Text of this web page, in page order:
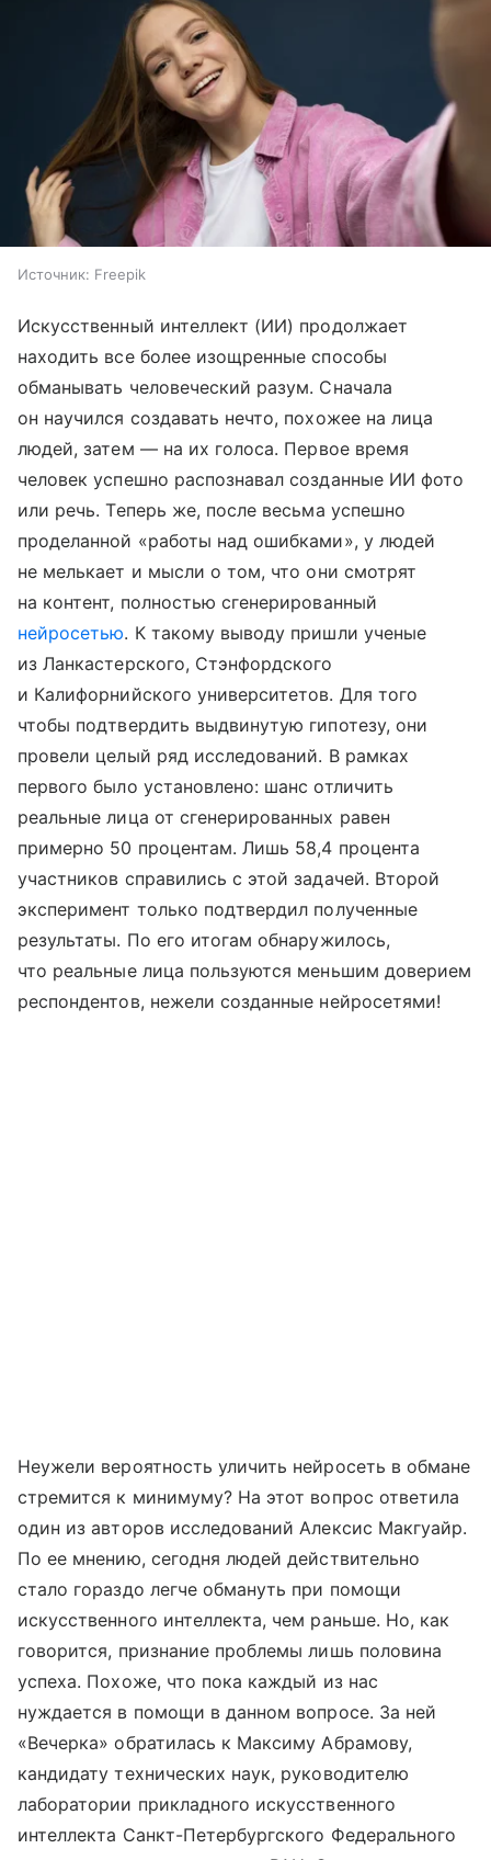
Источник: Freepik
Искусственный интеллект (ИИ) продолжает
находить все более изощренные способы
обманывать человеческий разум. Сначала
он научился создавать нечто, похожее на лица
людей, затем — на их голоса. Первое время
человек успешно распознавал созданные ИИ фото
или речь. Теперь же, после весьма успешно
проделанной «работы над ошибками», у людей
не мелькает и мысли о том, что они смотрят
на контент, полностью сгенерированный
нейросетью. К такому выводу пришли ученые
из Ланкастерского, Стэнфордского
и Калифорнийского университетов. Для того
чтобы подтвердить выдвинутую гипотезу, они
провели целый ряд исследований. В рамках
первого было установлено: шанс отличить
реальные лица от сгенерированных равен
примерно 50 процентам. Лишь 58,4 процента
участников справились с этой задачей. Второй
эксперимент только подтвердил полученные
результаты. По его итогам обнаружилось,
что реальные лица пользуются меньшим доверием
респондентов, нежели созданные нейросетями!
Неужели вероятность уличить нейросеть в обмане
стремится к минимуму? На этот вопрос ответила
один из авторов исследований Алексис Макгуайр.
По ее мнению, сегодня людей действительно
стало гораздо легче обмануть при помощи
искусственного интеллекта, чем раньше. Но, как
говорится, признание проблемы лишь половина
успеха. Похоже, что пока каждый из нас
нуждается в помощи в данном вопросе. За ней
«Вечерка» обратилась к Максиму Абрамову,
кандидату технических наук, руководителю
лаборатории прикладного искусственного
интеллекта Санкт-Петербургского Федерального